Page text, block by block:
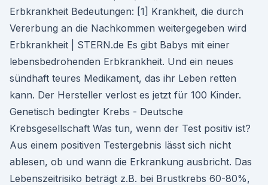
Erbkrankheit Bedeutungen: [1] Krankheit, die durch
Vererbung an die Nachkommen weitergegeben wird
Erbkrankheit | STERN.de Es gibt Babys mit einer
lebensbedrohenden Erbkrankheit. Und ein neues
sündhaft teures Medikament, das ihr Leben retten
kann. Der Hersteller verlost es jetzt für 100 Kinder.
Genetisch bedingter Krebs - Deutsche
Krebsgesellschaft Was tun, wenn der Test positiv ist?
Aus einem positiven Testergebnis lässt sich nicht
ablesen, ob und wann die Erkrankung ausbricht. Das
Lebenszeitrisiko beträgt z.B. bei Brustkrebs 60-80%,